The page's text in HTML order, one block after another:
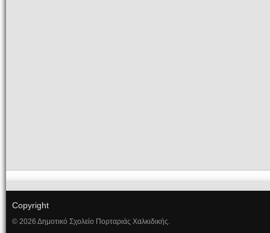
Copyright
© 2026 Δημοτικό Σχολείο Πορταριάς Χαλκιδικής.